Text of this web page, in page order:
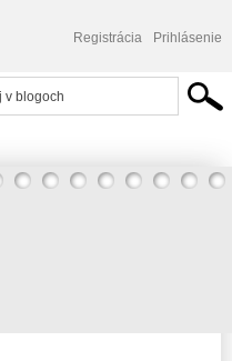
Registrácia Prihlásenie
Juhoslávii atď.